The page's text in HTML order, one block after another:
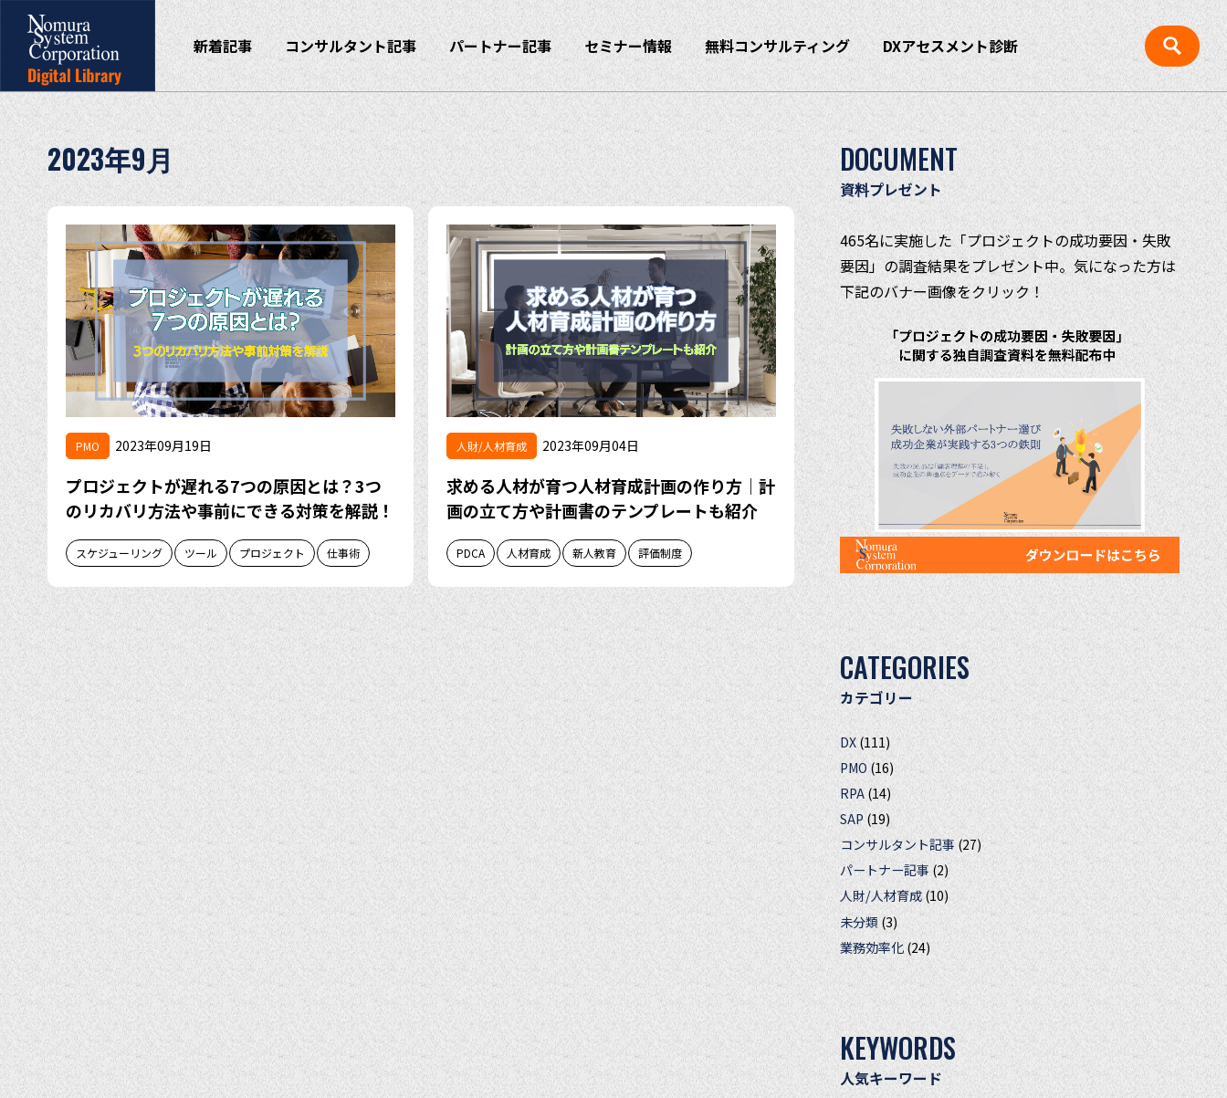
新着記事 コンサルタント記事 パートナー記事 セミナー情報 無料コンサルティング DXアセスメント診断
2023年9月
PMO 2023年09月19日
プロジェクトが遅れる7つの原因とは？3つ
のリカバリ方法や事前にできる対策を解説！
スケジューリング ツール プロジェクト 仕事術
人財/人材育成 2023年09月04日
求める人材が育つ人材育成計画の作り方｜計
画の立て方や計画書のテンプレートも紹介
PDCA 人材育成 新人教育 評価制度
DOCUMENT
資料プレゼント
465名に実施した「プロジェクトの成功要因・失敗
要因」の調査結果をプレゼント中。気になった方は
下記のバナー画像をクリック！
CATEGORIES
カテゴリー
DX (111)
PMO (16)
RPA (14)
SAP (19)
コンサルタント記事(27)
パートナー記事(2)
人財/人材育成 (10)
未分類 (3)
業務効率化(24)
KEYWORDS
人気キーワード